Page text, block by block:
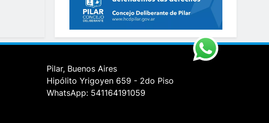
Pilar, Buenos Aires
Hipólito Yrigoyen 659 - 2do Piso
WhatsApp: 541164191059